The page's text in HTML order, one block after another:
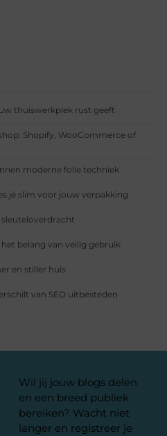
thuiswerkplek rust geeft
Shopify, WooCommerce of
moderne folie techniek
je slim voor jouw verpakking
belang van veilig gebruik
en stiller huis
van SEO uitbesteden
Wil jij jouw blogs delen
en een breed publiek
bereiken? Wacht niet
langer en registreer je